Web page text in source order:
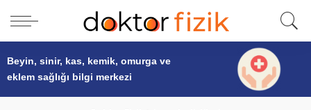
Beyin, sinir, kas, kemik, omurga ve
eklem sağlığı bilgi merkezi